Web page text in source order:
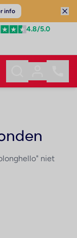
info
4.8/5.0
niet